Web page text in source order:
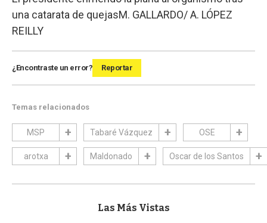
una catarata de quejasM. GALLARDO/ A. LÓPEZ
REILLY
¿Encontraste un error? Reportar
Temas relacionados
MSP Tabaré Vázquez OSE
arotxa Maldonado Oscar de los Santos
Las Más Vistas